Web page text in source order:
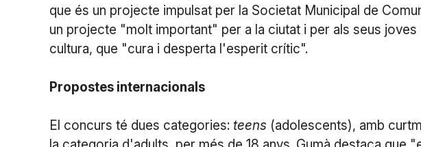
que és un projecte impulsat per la Societat Municipal de
un projecte "molt important" per a la ciutat i per als seus
cultura, que "cura i desperta l'esperit crític".
Propostes internacionals
El concurs té dues categories: teens (adolescents), amb